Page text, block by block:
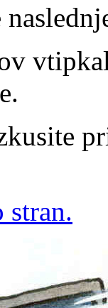
stran.